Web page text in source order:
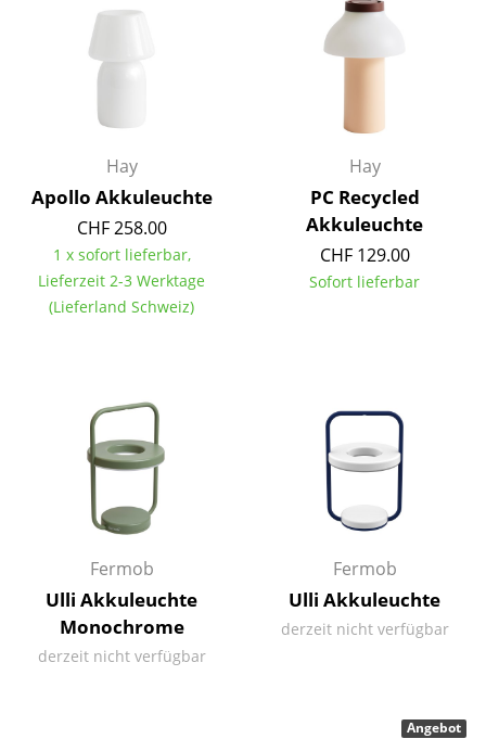
Aufbewahren
Regale & Schränke
Sideboards & Kommoden
TV Möbel
Beistell- & Rollcontainer
Barmöbel
Kleinaufbewahrung
Einzelteile
... alle Aufbewahrungsmöbel
Hängeleuchten & Deckenleuchten
Tischleuchten
Hay
Apollo Akkuleuchte
CHF 258.00
1 x sofort lieferbar,
Lieferzeit 2-3 Werktage
(Lieferland Schweiz)
Hay
PC Recycled
Akkuleuchte
CHF 129.00
Sofort lieferbar
Fermob
Ulli Akkuleuchte
Monochrome
derzeit nicht verfügbar
Fermob
Ulli Akkuleuchte
derzeit nicht verfügbar
Angebot